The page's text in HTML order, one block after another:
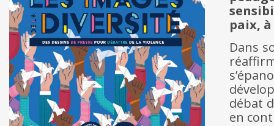
paix,
Dans
débat
en